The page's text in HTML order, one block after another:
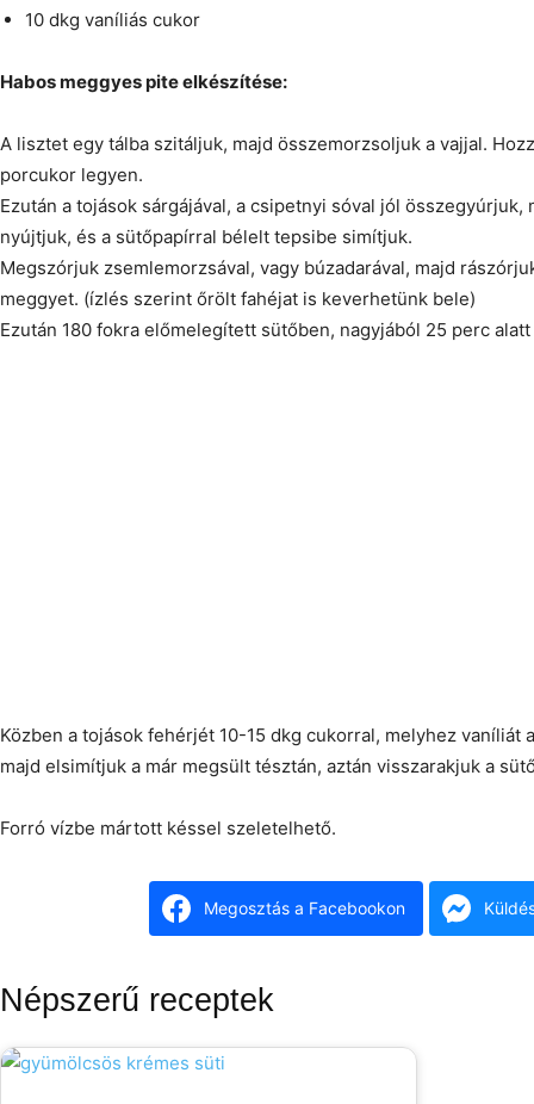
10 dkg vaníliás cukor
Habos meggyes pite elkészítése:
A lisztet egy tálba szitáljuk, majd összemorzsoljuk a vajjal.
porcukor legyen.
Ezután a tojások sárgájával, a csipetnyi sóval jól
nyújtjuk, és a sütőpapírral bélelt tepsibe simítjuk.
Megszórjuk zsemlemorzsával, vagy búzadarával, majd
meggyet. (ízlés szerint őrölt fahéjat is keverhetünk bele)
Ezután 180 fokra előmelegített sütőben, nagyjából 25 perc
Közben a tojások fehérjét 10-15 dkg cukorral, melyhez vaníliát
majd elsimítjuk a már megsült tésztán, aztán visszarakjuk a
Forró vízbe mártott késsel szeletelhető.
Megosztás a Facebookon
Népszerű receptek